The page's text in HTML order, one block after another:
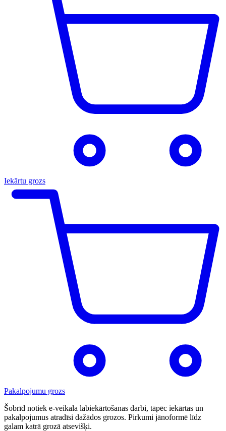
Iekārtu grozs
Pakalpojumu grozs
Šobrīd notiek e-veikala labiekārtošanas darbi, tāpēc iekārtas un
pakalpojumus atradīsi dažādos grozos. Pirkumi jānoformē līdz
galam katrā grozā atsevišķi.